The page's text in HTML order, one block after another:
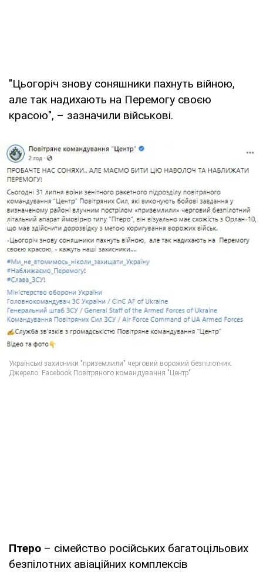
"Цьогоріч знову соняшники пахнуть війною,
але так надихають на Перемогу своєю
красою", – зазначили військові.
Птеро – сімейство російських багатоцільових
безпілотних авіаційних комплексів